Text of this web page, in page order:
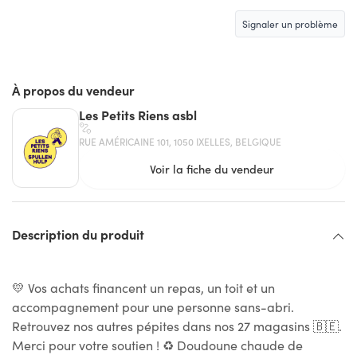
Signaler un problème
À propos du vendeur
Les Petits Riens asbl
RUE AMÉRICAINE 101, 1050 IXELLES, BELGIQUE
Voir la fiche du vendeur
Description du produit
💛 Vos achats financent un repas, un toit et un
accompagnement pour une personne sans-abri.
Retrouvez nos autres pépites dans nos 27 magasins 🇧🇪.
Merci pour votre soutien ! ♻ Doudoune chaude de